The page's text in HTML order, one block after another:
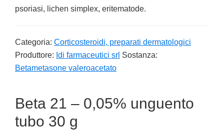
psoriasi, lichen simplex, eritematode.
Categoria: Corticosteroidi, preparati dermatologici
Produttore: Idi farmaceutici srl Sostanza:
Betametasone valeroacetato
Beta 21 – 0,05% unguento
tubo 30 g